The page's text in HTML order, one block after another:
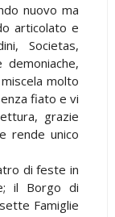
nuovo ma
articolato e
Societas,
molto
fiato e vi
grazie
rende unico
di feste in
il Borgo di
Famiglie